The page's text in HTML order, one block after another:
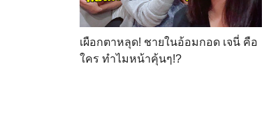
เผือกตาหลุด! ชายในอ้อมกอด เจนี่ คือ
ใคร ทำไมหน้าคุ้นๆ!?